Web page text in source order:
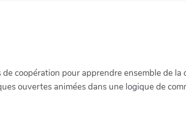
coopération pour apprendre ensemble de
ouvertes animées dans une logique de